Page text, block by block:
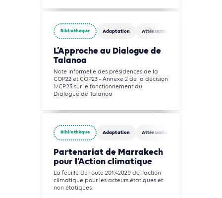
Bibliothèque Adaptation Atténuation
L’Approche au Dialogue de
Talanoa
Note informelle des présidences de la
COP22 et COP23 - Annexe 2 de la décision
1/CP.23 sur le fonctionnement du
Dialogue de Talanoa
Bibliothèque Adaptation Atténuation
Partenariat de Marrakech
pour l’Action climatique
La feuille de route 2017-2020 de l'action
climatique pour les acteurs étatiques et
non étatiques.